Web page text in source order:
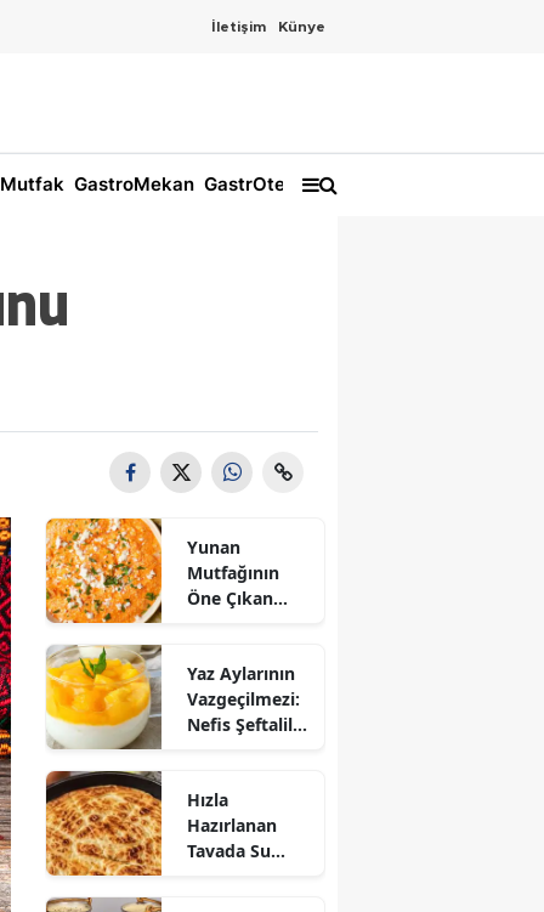
İletişim Künye
GastroMekan GastrOtel
Yunan
Mutfağının
Öne Çıkan
Nasıl Yapılır?
Yaz Aylarının
Vazgeçilmezi:
Nefis Şeftalili
Hızla
Hazırlanan
Tavada Su